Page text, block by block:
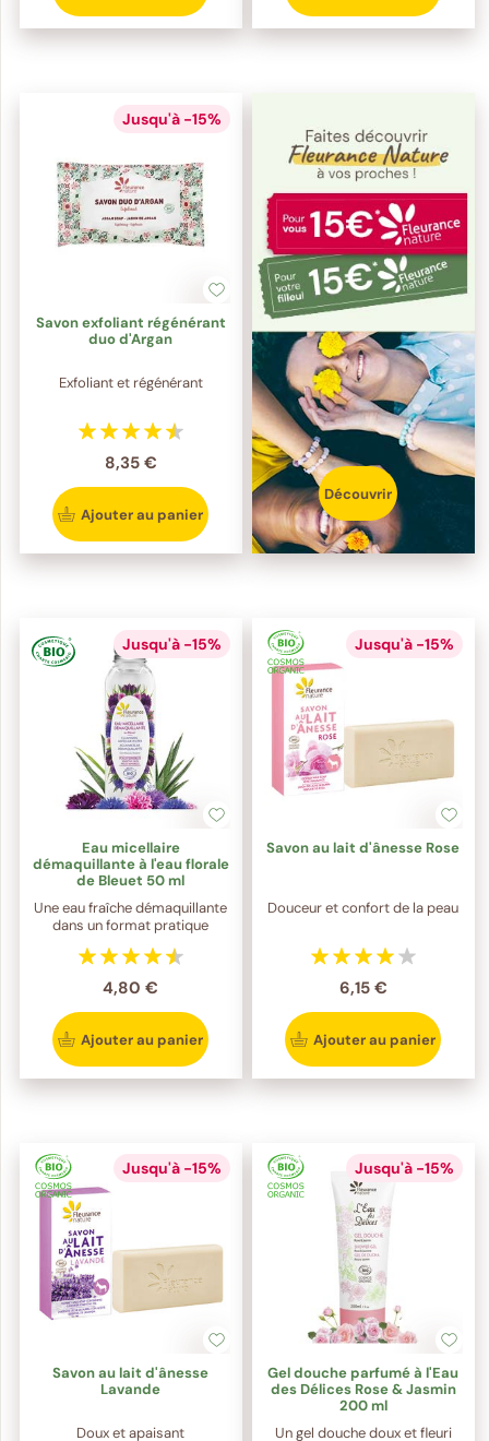
Jusqu'à -15%
Savon exfoliant régénérant
duo d'Argan
Exfoliant et régénérant
8,35 €
Ajouter au panier
Découvrir
Jusqu'à -15%
Eau micellaire
démaquillante à l'eau florale
de Bleuet 50 ml
Une eau fraîche démaquillante
dans un format pratique
4,80 €
Ajouter au panier
Jusqu'à -15%
Savon au lait d'ânesse Rose
Douceur et confort de la peau
6,15 €
Ajouter au panier
Jusqu'à -15%
Savon au lait d'ânesse
Lavande
Doux et apaisant
Jusqu'à -15%
Gel douche parfumé à l'Eau
des Délices Rose & Jasmin
200 ml
Un gel douche doux et fleuri